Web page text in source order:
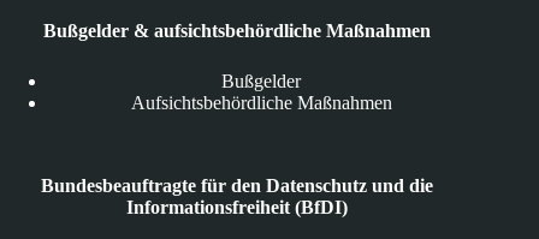
Bußgelder & aufsichtsbehördliche Maßnahmen
Bußgelder
Aufsichtsbehördliche Maßnahmen
Bundesbeauftragte für den Datenschutz und die
Informationsfreiheit (BfDI)